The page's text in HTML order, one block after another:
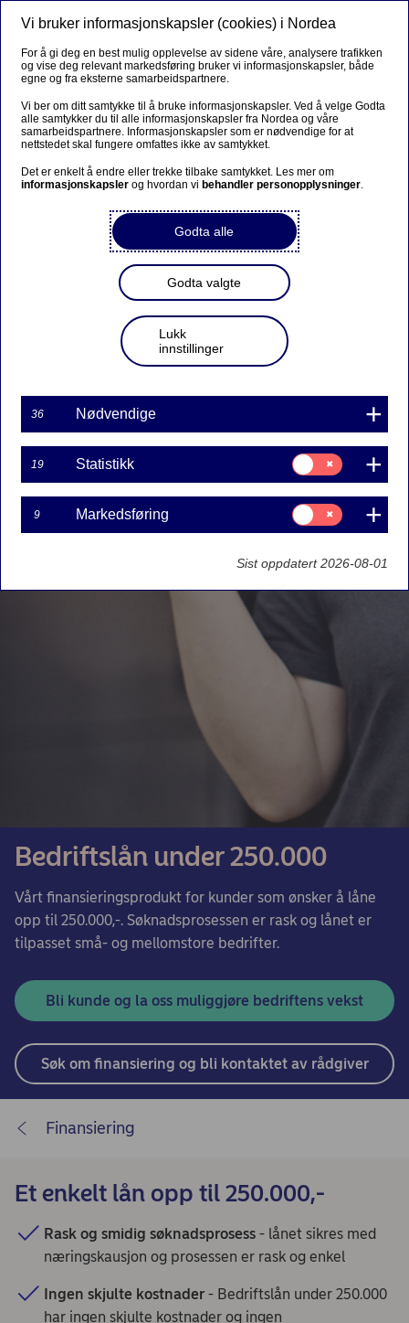
Bedriftslån under 250.000
Vårt finansieringsprodukt for kunder som ønsker å låne
opp til 250.000,-. Søknadsprosessen er rask og lånet er
tilpasset små- og mellomstore bedrifter.
Bli kunde og la oss muliggjøre bedriftens vekst
Søk om finansiering og bli kontaktet av rådgiver
Finansiering
Et enkelt lån opp til 250.000,-
Rask og smidig søknadsprosess - lånet sikres med
næringskausjon og prosessen er rask og enkel
Ingen skjulte kostnader - Bedriftslån under 250.000
har ingen skjulte kostnader og ingen
Vi bruker informasjonskapsler (cookies) i Nordea
For å gi deg en best mulig opplevelse av sidene våre, analysere trafikken
og vise deg relevant markedsføring bruker vi informasjonskapsler, både
egne og fra eksterne samarbeidspartnere.
Vi ber om ditt samtykke til å bruke informasjonskapsler. Ved å velge Godta
alle samtykker du til alle informasjonskapsler fra Nordea og våre
samarbeidspartnere. Informasjonskapsler som er nødvendige for at
nettstedet skal fungere omfattes ikke av samtykket.
Det er enkelt å endre eller trekke tilbake samtykket. Les mer om
informasjonskapsler og hvordan vi behandler personopplysninger.
Godta alle
Godta valgte
Lukk
innstillinger
36 Nødvendige
19 Statistikk
Samtykke
til:
Statistikk
9 Markedsføring
Samtykke
til:
Markedsføring
Sist oppdatert 2026-08-01